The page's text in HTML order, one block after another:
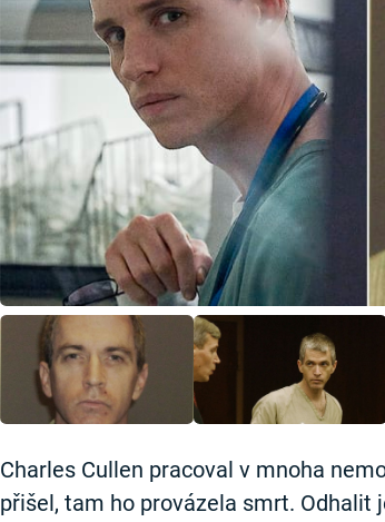
Charles Cullen pracoval v mnoha
přišel, tam ho provázela smrt. Odhalit